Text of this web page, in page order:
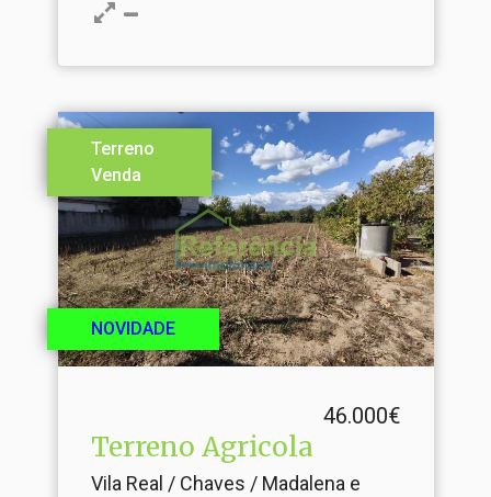
Terreno
Venda
NOVIDADE
46.000€
Terreno Agricola
Vila Real / Chaves / Madalena e